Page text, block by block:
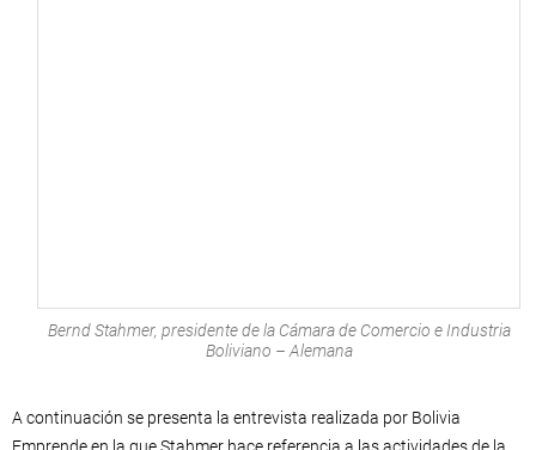
Bernd Stahmer, presidente de la Cámara de Comercio e Industria
Boliviano – Alemana
A continuación se presenta la entrevista realizada por Bolivia
Emprende en la que Stahmer hace referencia a las actividades de la